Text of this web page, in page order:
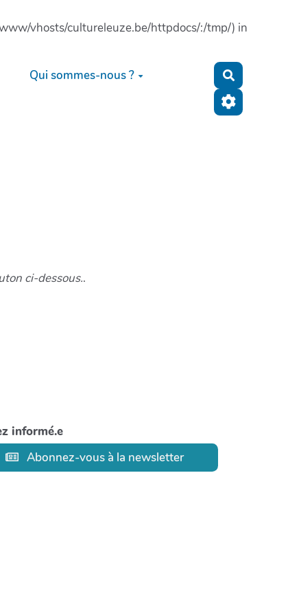
vhosts/cultureleuze.be/httpdocs/:/tmp/) in
Qui sommes-nous ?
ci-dessous..
informé.e
Abonnez-vous à la newsletter